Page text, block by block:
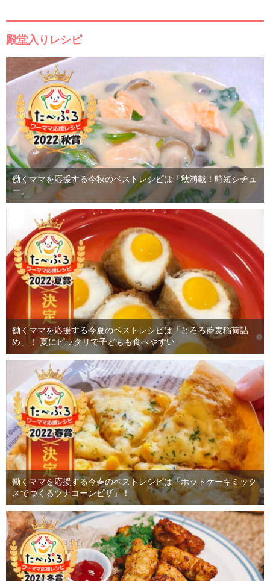
殿堂入りレシピ
働くママを応援する今秋のベストレシピは「秋満載！時短シチュ
ー」
働くママを応援する今夏のベストレシピは「とろろ蕎麦稲荷詰
め」！ 夏にピッタリで子どもも食べやすい
働くママを応援する今春のベストレシピは「ホットケーキミック
スでつくるツナコーンピザ」！